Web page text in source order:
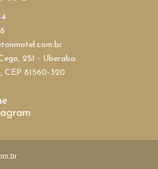
251 - Uberaba
CEP 81560-320